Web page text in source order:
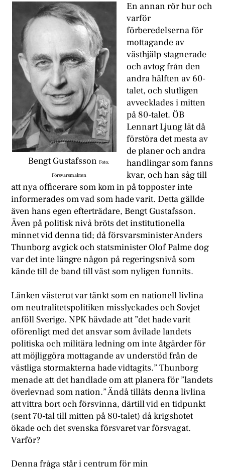
Bengt GustafssonFoto:
Försvarsmakten
En annan rör hur och
varför
förberedelserna för
mottagande av
västhjälp stagnerade
och avtog från den
andra hälften av 60-
talet, och slutligen
avvecklades i mitten
på 80-talet. ÖB
Lennart Ljung lät då
förstöra det mesta av
de planer och andra
handlingar som fanns
kvar, och han såg till
att nya officerare som kom in på topposter inte
informerades om vad som hade varit. Detta gällde
även hans egen efterträdare, Bengt Gustafsson.
Även på politisk nivå bröts det institutionella
minnet vid denna tid; då försvarsminister Anders
Thunborg avgick och statsminister Olof Palme dog
var det inte längre någon på regeringsnivå som
kände till de band till väst som nyligen funnits.
Länken västerut var tänkt som en nationell livlina
om neutralitetspolitiken misslyckades och Sovjet
anföll Sverige. NPK hävdade att ”det hade varit
oförenligt med det ansvar som åvilade landets
politiska och militära ledning om inte åtgärder för
att möjliggöra mottagande av understöd från de
västliga stormakterna hade vidtagits.” Thunborg
menade att det handlade om att planera för ”landets
överlevnad som nation.” Ändå tilläts denna livlina
att vittra bort och försvinna, därtill vid en tidpunkt
(sent 70-tal till mitten på 80-talet) då krigshotet
ökade och det svenska försvaret var försvagat.
Varför?
Denna fråga står i centrum för min